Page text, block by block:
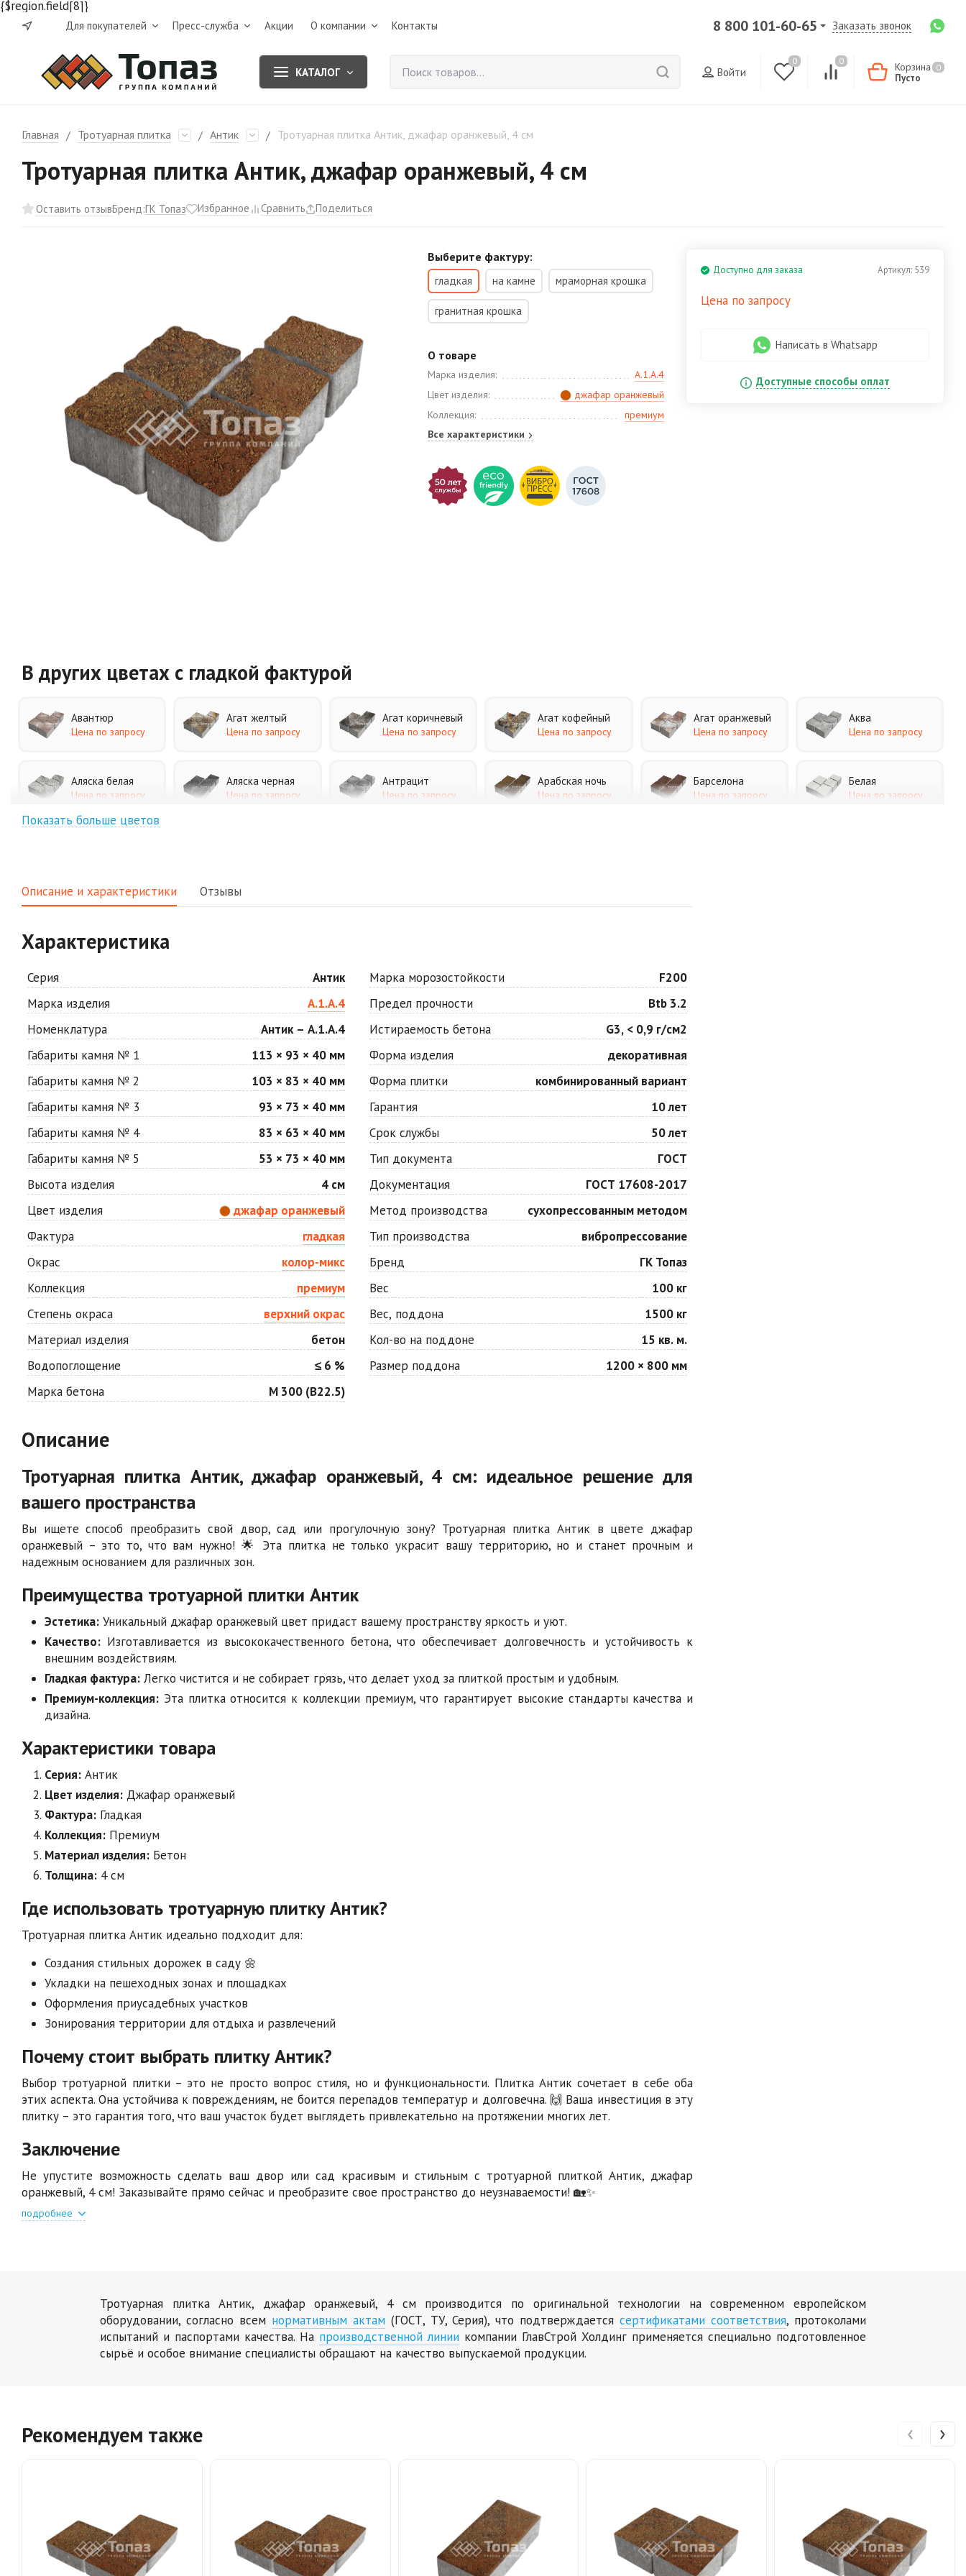
{$region.field[8]}
Для покупателей Пресс-служба Акции О компании Контакты 8 800 101-60-65 Заказать звонок
КАТАЛОГ Войти
0 0 Корзина 0
Пусто
Главная / Тротуарная плитка / Антик / Тротуарная плитка Антик, джафар оранжевый, 4 см
Тротуарная плитка Антик, джафар оранжевый, 4 см
Оставить отзывБренд:ГК Топаз Избранное Сравнить Поделиться
Выберите фактуру:
гладкая на камне мраморная крошка
гранитная крошка
О товаре
Марка изделия:
А.1.А.4
Цвет изделия:
джафар оранжевый
Коллекция:
премиум
Все характеристики
Артикул: 539
Доступно для заказа
Цена по запросу
Написать в Whatsapp
Доступные способы оплат
В других цветах с гладкой фактурой
Авантюр
Цена по запросу
Агат желтый
Цена по запросу
Агат коричневый
Цена по запросу
Агат кофейный
Цена по запросу
Агат оранжевый
Цена по запросу
Аква
Цена по запросу
Аляска белая
Цена по запросу
Аляска черная
Цена по запросу
Антрацит
Цена по запросу
Арабская ночь
Цена по запросу
Барселона
Цена по запросу
Белая
Цена по запросу
Клинкер Конго Коричневая Красная
Цена по запросу Цена по запросу Цена по запросу Цена по запросу
Сахара
Цена по запросу Цена по запросу
Серо-белая
Цена по запросу Цена по запросу Цена по запросу
Яшма
Показать больше цветов
Описание и характеристики Отзывы
Характеристика
Серия
Антик
Марка изделия
А.1.А.4
Номенклатура
Антик – А.1.А.4
Габариты камня № 1
113 × 93 × 40 мм
Габариты камня № 2
103 × 83 × 40 мм
Габариты камня № 3
93 × 73 × 40 мм
Габариты камня № 4
83 × 63 × 40 мм
Габариты камня № 5
53 × 73 × 40 мм
Высота изделия
4 см
Цвет изделия
джафар оранжевый
Фактура
гладкая
Окрас
колор-микс
Коллекция
премиум
Степень окраса
верхний окрас
Материал изделия
бетон
Водопоглощение
≤ 6 %
Марка бетона
М 300 (В22.5)
Марка морозостойкости
F200
Предел прочности
Btb 3.2
Истираемость бетона
G3, < 0,9 г/см2
Форма изделия
декоративная
Форма плитки
комбинированный вариант
Гарантия
10 лет
Срок службы
50 лет
Тип документа
ГОСТ
Документация
ГОСТ 17608-2017
Метод производства
сухопрессованным методом
Тип производства
вибропрессование
Бренд
ГК Топаз
Вес
100 кг
Вес, поддона
1500 кг
Кол-во на поддоне
15 кв. м.
Размер поддона
1200 × 800 мм
Описание
Тротуарная плитка Антик, джафар оранжевый, 4 см: идеальное решение для
вашего пространства
Вы ищете способ преобразить свой двор, сад или прогулочную зону? Тротуарная плитка Антик в цвете джафар
оранжевый – это то, что вам нужно! 🌟 Эта плитка не только украсит вашу территорию, но и станет прочным и
надежным основанием для различных зон.
Преимущества тротуарной плитки Антик
Эстетика: Уникальный джафар оранжевый цвет придаст вашему пространству яркость и уют.
Качество: Изготавливается из высококачественного бетона, что обеспечивает долговечность и устойчивость к
внешним воздействиям.
Гладкая фактура: Легко чистится и не собирает грязь, что делает уход за плиткой простым и удобным.
Премиум-коллекция: Эта плитка относится к коллекции премиум, что гарантирует высокие стандарты качества и
дизайна.
Характеристики товара
Серия: Антик
Цвет изделия: Джафар оранжевый
Фактура: Гладкая
Коллекция: Премиум
Материал изделия: Бетон
Толщина: 4 см
Где использовать тротуарную плитку Антик?
Тротуарная плитка Антик идеально подходит для:
Создания стильных дорожек в саду 🌼
Укладки на пешеходных зонах и площадках
Оформления приусадебных участков
Зонирования территории для отдыха и развлечений
Почему стоит выбрать плитку Антик?
Выбор тротуарной плитки – это не просто вопрос стиля, но и функциональности. Плитка Антик сочетает в себе оба
этих аспекта. Она устойчива к повреждениям, не боится перепадов температур и долговечна. 🙌 Ваша инвестиция в эту
плитку – это гарантия того, что ваш участок будет выглядеть привлекательно на протяжении многих лет.
Заключение
Не упустите возможность сделать ваш двор или сад красивым и стильным с тротуарной плиткой Антик, джафар
оранжевый, 4 см! Заказывайте прямо сейчас и преобразите свое пространство до неузнаваемости! 🏡✨
подробнее
Тротуарная плитка Антик, джафар оранжевый, 4 см производится по оригинальной технологии на современном европейском
оборудовании, согласно всем нормативным актам(ГОСТ, ТУ, Серия), что подтверждаетсясертификатами соответствия, протоколами
испытаний и паспортами качества. На производственной линии компании ГлавСтрой Холдинг применяется специально подготовленное
сырьё и особое внимание специалисты обращают на качество выпускаемой продукции.
Рекомендуем также ‹ ›